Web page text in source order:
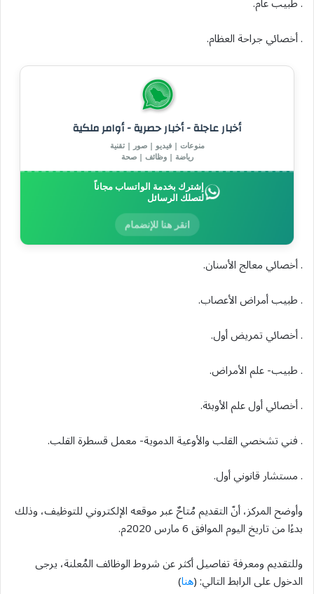
. أخصائي جراحة العظام.
أخبار عاجلة - أخبار حصرية - أوامر ملكية
منوعات | فيديو | صور | تقنية
رياضة | وظائف | صحة
إشترك بخدمة الواتساب مجاناً
لتصلك الرسائل
انقر هنا للإنضمام
. أخصائي معالج الأسنان.
. طبيب أمراض الأعصاب.
. أخصائي تمريض أول.
. طبيب- علم الأمراض.
. أخصائي أول علم الأوبئة.
. فني تشخصي القلب والأوعية الدموية- معمل قسطرة القلب.
. مستشار قانوني أول.
وأوضح المركز، أنّ التقديم مُتاحٌ عبر موقعه الإلكتروني للتوظيف، وذلك
بدءًا من تاريخ اليوم الموافق 6 مارس 2020م.
وللتقديم ومعرفة تفاصيل أكثر عن شروط الوظائف المُعلنة، يرجى
الدخول على الرابط التالي: (هنا)